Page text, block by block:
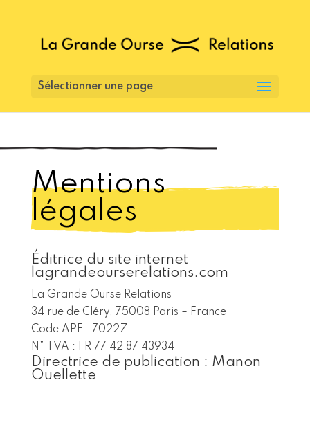
Sélectionner une page
Mentions
légales
Éditrice du site internet
lagrandeourserelations.com
La Grande Ourse Relations
34 rue de Cléry, 75008 Paris – France
Code APE : 7022Z
N° TVA : FR 77 42 87 43934
Directrice de publication : Manon
Ouellette